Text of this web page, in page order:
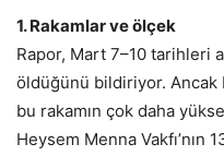
1. Rakamlar ve ölçek
Rapor, Mart 7–10 tarihleri
öldüğünü bildiriyor. Ancak
bu rakamın çok daha
Heysem Menna Vakfı’nın